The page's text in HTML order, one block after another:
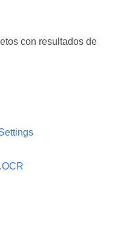
con resultados de